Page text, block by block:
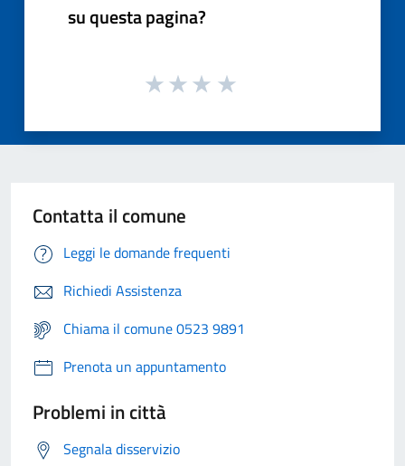
su questa pagina?
Contatta il comune
Leggi le domande frequenti
Richiedi Assistenza
Chiama il comune 0523 9891
Prenota un appuntamento
Problemi in città
Segnala disservizio